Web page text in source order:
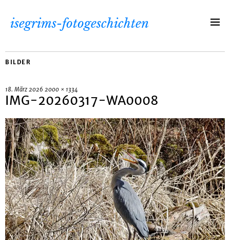
isegrims-fotogeschichten
BILDER
18. März 2026 2000 × 1334
IMG-20260317-WA0008